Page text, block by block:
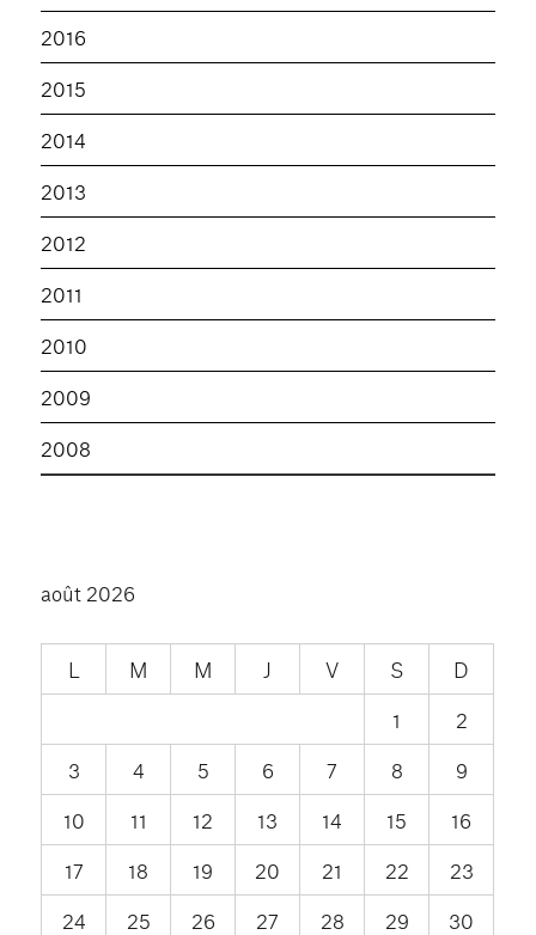
2016
2015
2014
2013
2012
2011
2010
2009
2008
août 2026
L M M J V S
D
1
2
3
4 5 6 7 8
9
10
11 12 13 14 15
16
17
18 19 20 21 22
23
24
25 26 27 28 29
30